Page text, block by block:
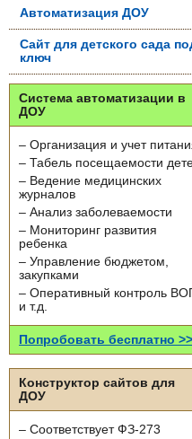
Автоматизация ДОУ
Сайт для детского сада
ключ
Система автоматизации в
ДОУ
– Организация и учет
– Табель посещаемости
– Ведение медицинских
журналов
– Анализ заболеваемости
– Мониторинг развития
ребенка
– Управление бюджетом,
закупками
– Оперативный контроль
и т.д.
Попробовать бесплатно >>
Конструктор сайтов для
ДОУ
– Соответствует ФЗ-273